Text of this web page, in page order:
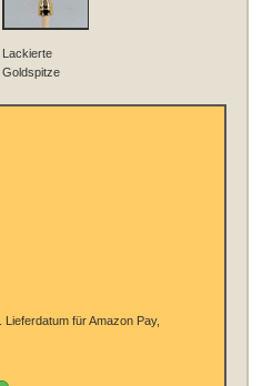
Lackierte
Goldspitze
Lieferdatum für Amazon Pay,